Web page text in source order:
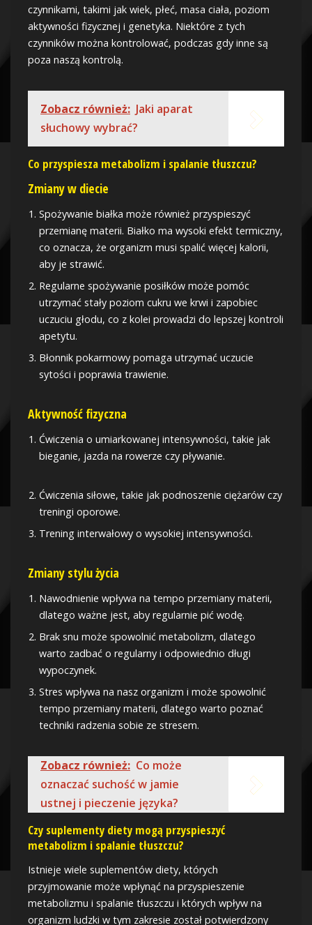
czynnikami, takimi jak wiek, płeć, masa ciała, poziom
aktywności fizycznej i genetyka. Niektóre z tych
czynników można kontrolować, podczas gdy inne są
poza naszą kontrolą.
Zobacz również: Jaki aparat
słuchowy wybrać?
Co przyspiesza metabolizm i spalanie tłuszczu?
Zmiany w diecie
Spożywanie białka może również przyspieszyć
przemianę materii. Białko ma wysoki efekt termiczny,
co oznacza, że organizm musi spalić więcej kalorii,
aby je strawić.
Regularne spożywanie posiłków może pomóc
utrzymać stały poziom cukru we krwi i zapobiec
uczuciu głodu, co z kolei prowadzi do lepszej kontroli
apetytu.
Błonnik pokarmowy pomaga utrzymać uczucie
sytości i poprawia trawienie.
Aktywność fizyczna
Ćwiczenia o umiarkowanej intensywności, takie jak
bieganie, jazda na rowerze czy pływanie.
Ćwiczenia siłowe, takie jak podnoszenie ciężarów czy
treningi oporowe.
Trening interwałowy o wysokiej intensywności.
Zmiany stylu życia
Nawodnienie wpływa na tempo przemiany materii,
dlatego ważne jest, aby regularnie pić wodę.
Brak snu może spowolnić metabolizm, dlatego
warto zadbać o regularny i odpowiednio długi
wypoczynek.
Stres wpływa na nasz organizm i może spowolnić
tempo przemiany materii, dlatego warto poznać
techniki radzenia sobie ze stresem.
Zobacz również: Co może
oznaczać suchość w jamie
ustnej i pieczenie języka?
Czy suplementy diety mogą przyspieszyć
metabolizm i spalanie tłuszczu?
Istnieje wiele suplementów diety, których
przyjmowanie może wpłynąć na przyspieszenie
metabolizmu i spalanie tłuszczu i których wpływ na
organizm ludzki w tym zakresie został potwierdzony